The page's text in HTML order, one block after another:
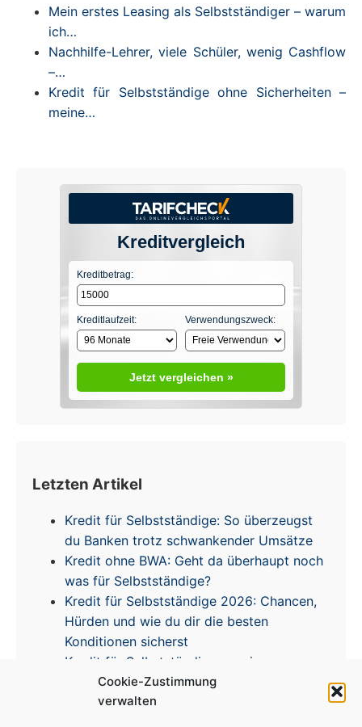
Cookie-Zustimmung
verwalten
Mein erstes Leasing als Selbstständiger – warum
ich…
Nachhilfe-Lehrer, viele Schüler, wenig Cashflow
–…
Kredit für Selbstständige ohne Sicherheiten –
meine…
Kreditvergleich
Kreditbetrag:
Kreditlaufzeit: Verwendungszweck:
Jetzt vergleichen »
Letzten Artikel
Kredit für Selbstständige: So überzeugst
du Banken trotz schwankender Umsätze
Kredit ohne BWA: Geht da überhaupt noch
was für Selbstständige?
Kredit für Selbstständige 2026: Chancen,
Hürden und wie du dir die besten
Konditionen sicherst
Kredit für Selbstständige – meine
Erfahrungen & Tipps zur Zinsentwicklung